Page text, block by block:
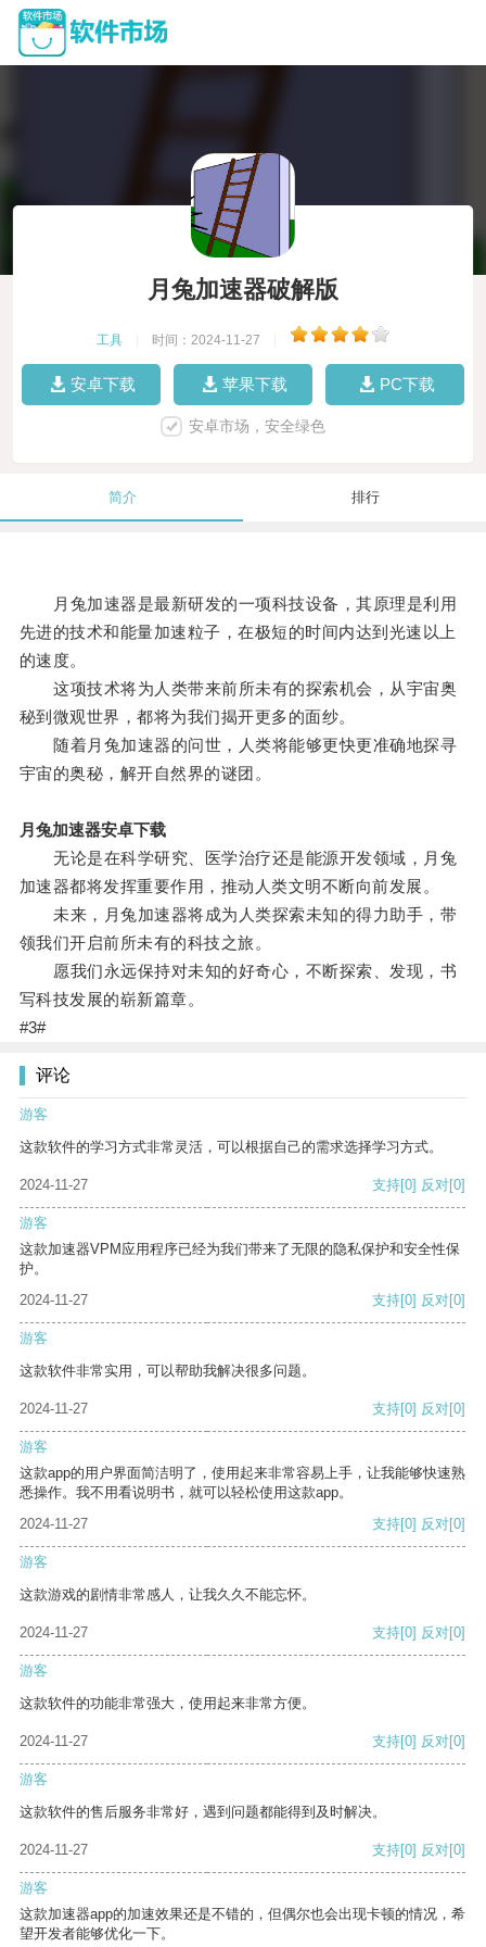
月兔加速器破解版
工具 时间：2024-11-27
安卓下载 苹果下载 PC下载
安卓市场，安全绿色
简介 排行
月兔加速器是最新研发的一项科技设备，其原理是利用
先进的技术和能量加速粒子，在极短的时间内达到光速以上
的速度。
这项技术将为人类带来前所未有的探索机会，从宇宙奥
秘到微观世界，都将为我们揭开更多的面纱。
随着月兔加速器的问世，人类将能够更快更准确地探寻
宇宙的奥秘，解开自然界的谜团。
月兔加速器安卓下载
无论是在科学研究、医学治疗还是能源开发领域，月兔
加速器都将发挥重要作用，推动人类文明不断向前发展。
未来，月兔加速器将成为人类探索未知的得力助手，带
领我们开启前所未有的科技之旅。
愿我们永远保持对未知的好奇心，不断探索、发现，书
写科技发展的崭新篇章。
#3#
评论
游客
这款软件的学习方式非常灵活，可以根据自己的需求选择学习方式。
2024-11-27 支持[0] 反对[0]
游客
这款加速器VPM应用程序已经为我们带来了无限的隐私保护和安全性保
护。
2024-11-27
支持[0] 反对[0]
游客
这款软件非常实用，可以帮助我解决很多问题。
2024-11-27 支持[0] 反对[0]
游客
这款app的用户界面简洁明了，使用起来非常容易上手，让我能够快速熟
悉操作。我不用看说明书，就可以轻松使用这款app。
2024-11-27
支持[0] 反对[0]
游客
这款游戏的剧情非常感人，让我久久不能忘怀。
2024-11-27 支持[0] 反对[0]
游客
这款软件的功能非常强大，使用起来非常方便。
2024-11-27 支持[0] 反对[0]
游客
这款软件的售后服务非常好，遇到问题都能得到及时解决。
2024-11-27 支持[0] 反对[0]
游客
这款加速器app的加速效果还是不错的，但偶尔也会出现卡顿的情况，希
望开发者能够优化一下。